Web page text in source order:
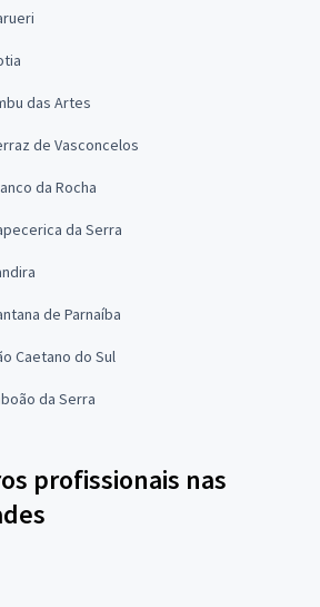
das Artes
de Vasconcelos
da Rocha
da Serra
de Parnaíba
Caetano do Sul
da Serra
profissionais nas